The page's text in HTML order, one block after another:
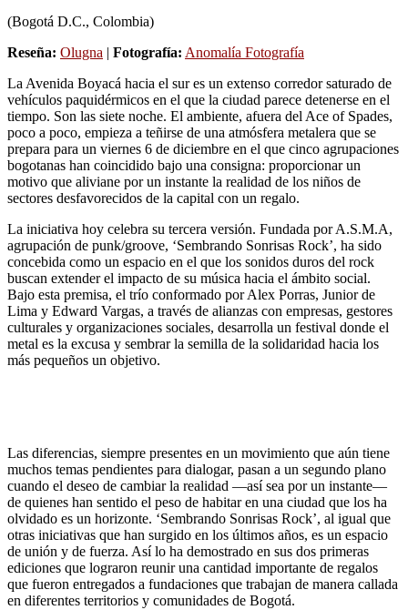
(Bogotá D.C., Colombia)
Reseña: Olugna | Fotografía: Anomalía Fotografía
La Avenida Boyacá hacia el sur es un extenso corredor saturado de
vehículos paquidérmicos en el que la ciudad parece detenerse en el
tiempo. Son las siete noche. El ambiente, afuera del Ace of Spades,
poco a poco, empieza a teñirse de una atmósfera metalera que se
prepara para un viernes 6 de diciembre en el que cinco agrupaciones
bogotanas han coincidido bajo una consigna: proporcionar un
motivo que aliviane por un instante la realidad de los niños de
sectores desfavorecidos de la capital con un regalo.
La iniciativa hoy celebra su tercera versión. Fundada por A.S.M.A,
agrupación de punk/groove, ‘Sembrando Sonrisas Rock’, ha sido
concebida como un espacio en el que los sonidos duros del rock
buscan extender el impacto de su música hacia el ámbito social.
Bajo esta premisa, el trío conformado por Alex Porras, Junior de
Lima y Edward Vargas, a través de alianzas con empresas, gestores
culturales y organizaciones sociales, desarrolla un festival donde el
metal es la excusa y sembrar la semilla de la solidaridad hacia los
más pequeños un objetivo.
Las diferencias, siempre presentes en un movimiento que aún tiene
muchos temas pendientes para dialogar, pasan a un segundo plano
cuando el deseo de cambiar la realidad ―así sea por un instante―
de quienes han sentido el peso de habitar en una ciudad que los ha
olvidado es un horizonte. ‘Sembrando Sonrisas Rock’, al igual que
otras iniciativas que han surgido en los últimos años, es un espacio
de unión y de fuerza. Así lo ha demostrado en sus dos primeras
ediciones que lograron reunir una cantidad importante de regalos
que fueron entregados a fundaciones que trabajan de manera callada
en diferentes territorios y comunidades de Bogotá.